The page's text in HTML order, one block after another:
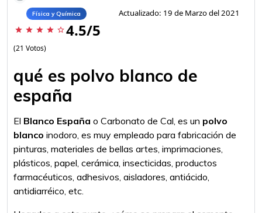
Física y Química Actualizado: 19 de Marzo del 2021
star star star star star_border 4.5/5
(21 Votos)
qué es polvo blanco de
españa
El Blanco España o Carbonato de Cal, es un polvo
blanco inodoro, es muy empleado para fabricación de
pinturas, materiales de bellas artes, imprimaciones,
plásticos, papel, cerámica, insecticidas, productos
farmacéuticos, adhesivos, aisladores, antiácido,
antidiarréico, etc.